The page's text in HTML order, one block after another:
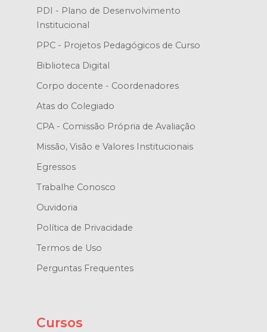
PDI - Plano de Desenvolvimento
Institucional
PPC - Projetos Pedagógicos de Curso
Biblioteca Digital
Corpo docente - Coordenadores
Atas do Colegiado
CPA - Comissão Própria de Avaliação
Missão, Visão e Valores Institucionais
Egressos
Trabalhe Conosco
Ouvidoria
Política de Privacidade
Termos de Uso
Perguntas Frequentes
Cursos